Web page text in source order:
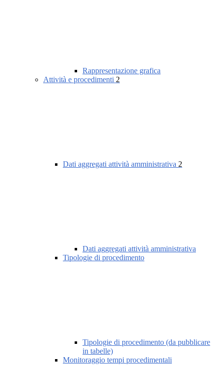
Rappresentazione grafica
Attività e procedimenti 2
Dati aggregati attività amministrativa 2
Dati aggregati attività amministrativa
Tipologie di procedimento
Tipologie di procedimento (da pubblicare
in tabelle)
Monitoraggio tempi procedimentali